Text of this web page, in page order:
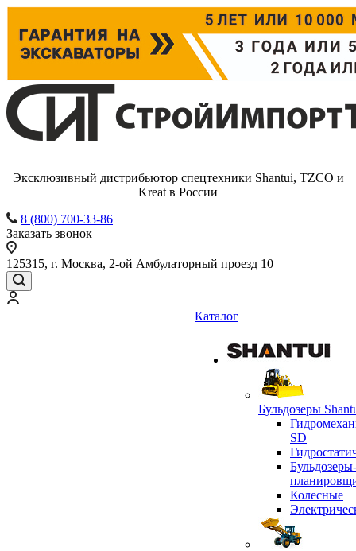
Эксклюзивный дистрибьютор спецтехники Shantui, TZCO и
Kreat в России
8 (800) 700-33-86
Заказать звонок
125315, г. Москва, 2-ой Амбулаторный проезд 10
Каталог
Бульдозеры
SD
Бульдозеры-
Колесные